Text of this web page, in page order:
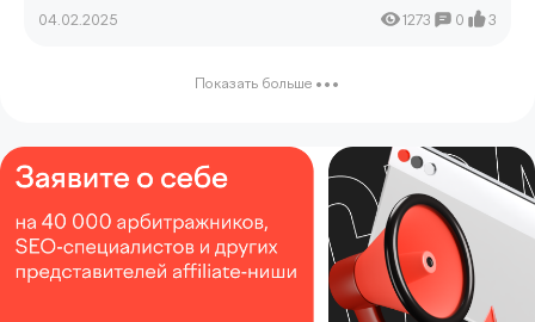
04.02.2025 1273 0 3
Показать больше